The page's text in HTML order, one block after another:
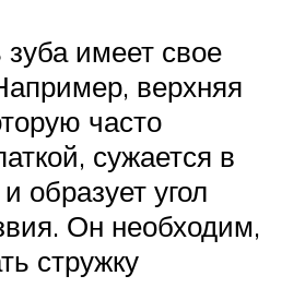
имеет свое
верхняя
часто
сужается в
образует угол
Он необходим,
стружку